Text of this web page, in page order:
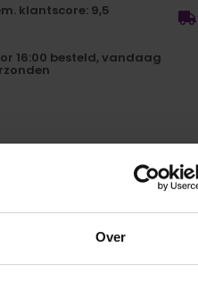
Over
klantscore: 9,5
16:00 besteld, vandaag
producten